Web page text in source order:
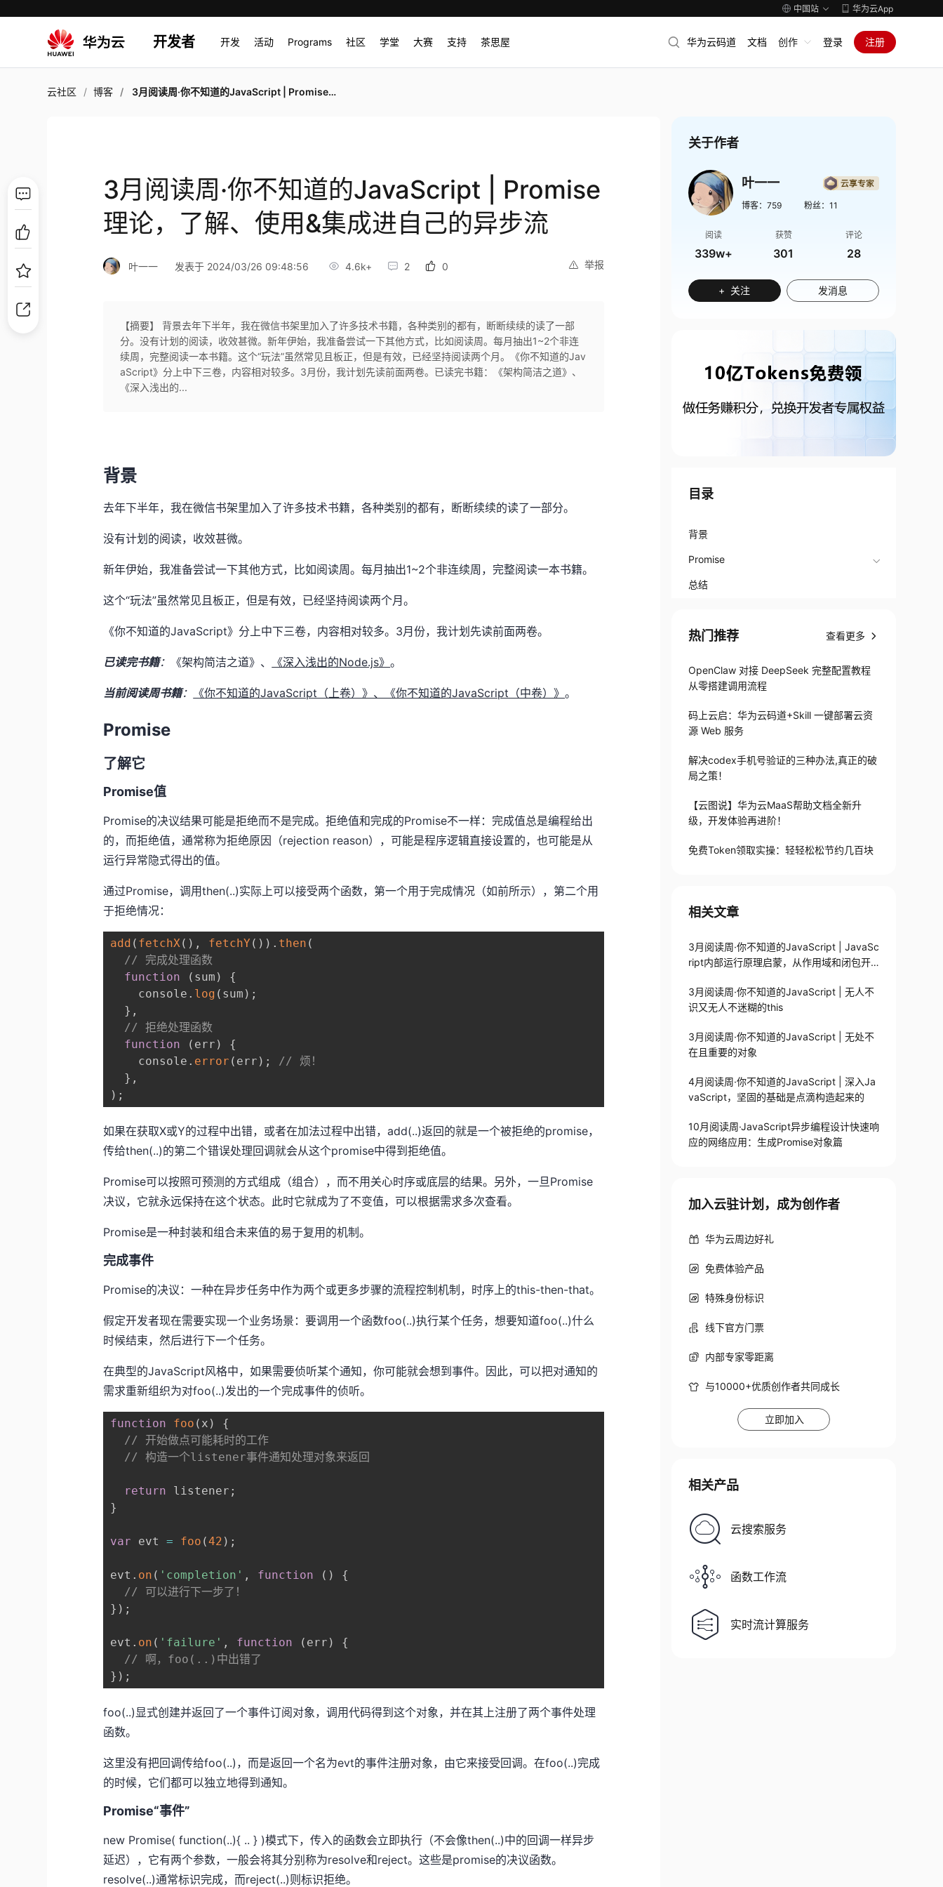
中国站 华为云App
开发者 开发 活动 Programs 社区 学堂 大赛 支持 茶思屋 华为云码道 文档 创作 登录 注册
云社区 博客 3月阅读周·你不知道的JavaScript | Promise理论，了解、使用&集成进自己的异步流
3月阅读周·你不知道的JavaScript | Promise
理论，了解、使用&集成进自己的异步流
举报
叶一一 发表于 2024/03/26 09:48:56 4.6k+ 2 0
【摘要】 背景去年下半年，我在微信书架里加入了许多技术书籍，各种类别的都有，断断续续的读了一部
分。没有计划的阅读，收效甚微。新年伊始，我准备尝试一下其他方式，比如阅读周。每月抽出1~2个非连
续周，完整阅读一本书籍。这个“玩法”虽然常见且板正，但是有效，已经坚持阅读两个月。《你不知道的Jav
aScript》分上中下三卷，内容相对较多。3月份，我计划先读前面两卷。已读完书籍：《架构简洁之道》、
《深入浅出的...
背景
去年下半年，我在微信书架里加入了许多技术书籍，各种类别的都有，断断续续的读了一部分。
没有计划的阅读，收效甚微。
新年伊始，我准备尝试一下其他方式，比如阅读周。每月抽出1~2个非连续周，完整阅读一本书籍。
这个“玩法”虽然常见且板正，但是有效，已经坚持阅读两个月。
《你不知道的JavaScript》分上中下三卷，内容相对较多。3月份，我计划先读前面两卷。
已读完书籍： 《架构简洁之道》、 《深入浅出的Node.js》。
当前阅读周书籍： 《你不知道的JavaScript（上卷）》、《你不知道的JavaScript（中卷）》。
Promise
了解它
Promise值
Promise的决议结果可能是拒绝而不是完成。拒绝值和完成的Promise不一样：完成值总是编程给出
的，而拒绝值，通常称为拒绝原因（rejection reason），可能是程序逻辑直接设置的，也可能是从
运行异常隐式得出的值。
通过Promise，调用then(..)实际上可以接受两个函数，第一个用于完成情况（如前所示），第二个用
于拒绝情况：
add ( fetchX( ) , fetchY ( ) ) . then (
// 完成处理函数
function
( sum )
{
    console
. log ( sum ) ;
} ,
// 拒绝处理函数
function
( err )
{
    console
. error ( err ) ;
// 烦！
} ,
) ;
如果在获取X或Y的过程中出错，或者在加法过程中出错，add(..)返回的就是一个被拒绝的promise，
传给then(..)的第二个错误处理回调就会从这个promise中得到拒绝值。
Promise可以按照可预测的方式组成（组合），而不用关心时序或底层的结果。另外，一旦Promise
决议，它就永远保持在这个状态。此时它就成为了不变值，可以根据需求多次查看。
Promise是一种封装和组合未来值的易于复用的机制。
完成事件
Promise的决议：一种在异步任务中作为两个或更多步骤的流程控制机制，时序上的this-then-that。
假定开发者现在需要实现一个业务场景：要调用一个函数foo(..)执行某个任务，想要知道foo(..)什么
时候结束，然后进行下一个任务。
在典型的JavaScript风格中，如果需要侦听某个通知，你可能就会想到事件。因此，可以把对通知的
需求重新组织为对foo(..)发出的一个完成事件的侦听。
function foo ( x )
{
// 开始做点可能耗时的工作
// 构造一个listener事件通知处理对象来返回
return listener ;
}
var evt = foo (42 ) ;
evt . on ( 'completion' , function ( )
{
// 可以进行下一步了！
} ) ;
evt . on ( 'failure' , function ( err )
{
// 啊，foo(..)中出错了
} ) ;
foo(..)显式创建并返回了一个事件订阅对象，调用代码得到这个对象，并在其上注册了两个事件处理
函数。
这里没有把回调传给foo(..)，而是返回一个名为evt的事件注册对象，由它来接受回调。在foo(..)完成
的时候，它们都可以独立地得到通知。
Promise“事件”
new Promise( function(..){ .. } )模式下，传入的函数会立即执行（不会像then(..)中的回调一样异步
延迟），它有两个参数，一般会将其分别称为resolve和reject。这些是promise的决议函数。
resolve(..)通常标识完成，而reject(..)则标识拒绝。
关于作者
叶一一
博客： 759 粉丝： 11
阅读
339w+
获赞
301
评论
28
+ 关注 发消息
目录
背景
Promise
总结
热门推荐 查看更多
OpenClaw 对接 DeepSeek 完整配置教程
从零搭建调用流程
码上云启：华为云码道+Skill 一键部署云资
源 Web 服务
解决codex手机号验证的三种办法,真正的破
局之策！
【云图说】华为云MaaS帮助文档全新升
级，开发体验再进阶！
免费Token领取实操：轻轻松松节约几百块
相关文章
3月阅读周·你不知道的JavaScript | JavaSc
ript内部运行原理启蒙，从作用域和闭包开
3月阅读周·你不知道的JavaScript | 无人不
识又无人不迷糊的this
3月阅读周·你不知道的JavaScript | 无处不
在且重要的对象
4月阅读周·你不知道的JavaScript | 深入Ja
vaScript，坚固的基础是点滴构造起来的
10月阅读周·JavaScript异步编程设计快速响
应的网络应用：生成Promise对象篇
加入云驻计划，成为创作者
华为云周边好礼
免费体验产品
特殊身份标识
线下官方门票
内部专家零距离
与10000+优质创作者共同成长
立即加入
相关产品
云搜索服务
函数工作流
实时流计算服务